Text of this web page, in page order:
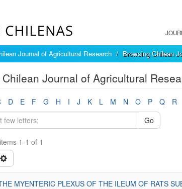
Journal of Agricultural Research Browsing Chilean
Journal of Agricultural
D E F G H I J K L M N O P Q R
Go
1-1 of 1
MYENTERIC PLEXUS OF THE ILEUM OF RATS